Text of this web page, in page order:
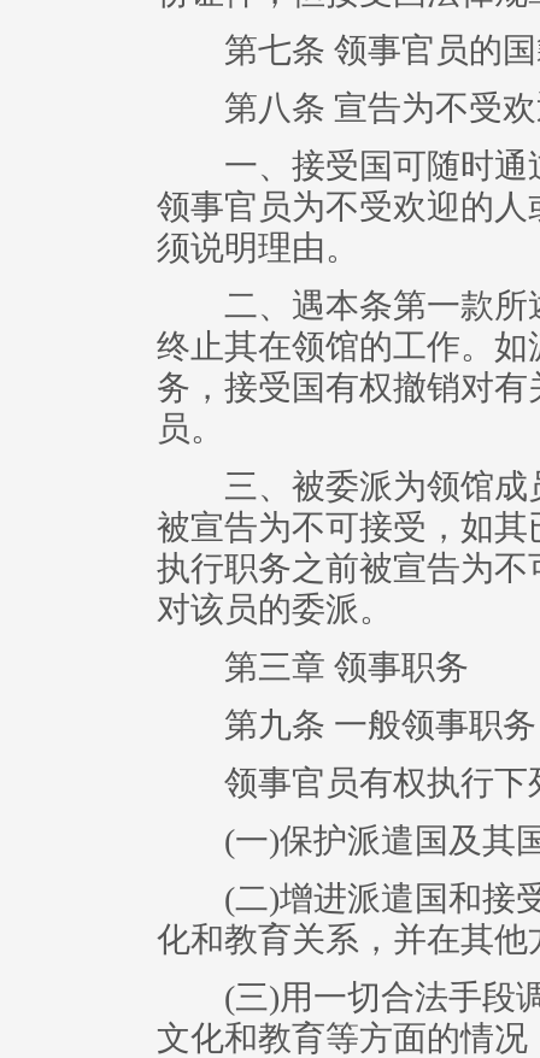
第七条 领事官员的国
第八条 宣告为不受欢
一、接受国可随时通
领事官员为不受欢迎的
须说明理由。
二、遇本条第一款所
终止其在领馆的工作。
务，接受国有权撤销对
员。
三、被委派为领馆成
被宣告为不可接受，如
执行职务之前被宣告为
对该员的委派。
第三章 领事职务
第九条 一般领事职务
领事官员有权执行下
(一)保护派遣国及其
(二)增进派遣国和接受
化和教育关系，并在其
(三)用一切合法手段调
文化和教育等方面的情